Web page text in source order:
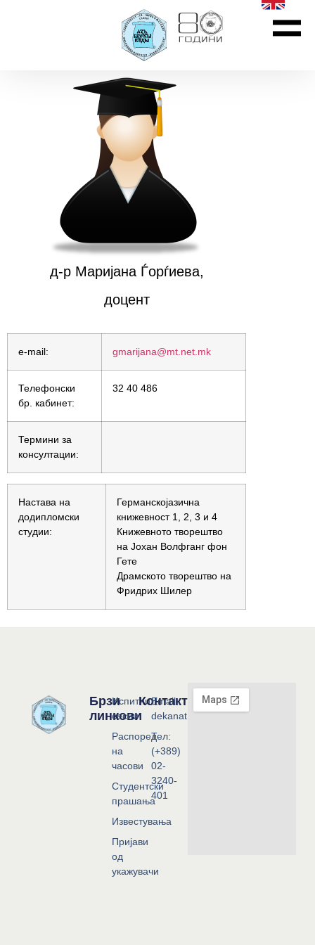
д-р Маријана Ѓорѓиева,
доцент
e-mail: gmarijana@mt.net.mk
Телефонски
бр. кабинет:
32 40 486
Термини за
консултации:
Настава на
додипломски
студии:
Германскојазична
книжевност 1, 2, 3 и 4
Книжевното творештво
на Јохан Волфганг фон
Гете
Драмското творештво на
Фридрих Шилер
Брзи
линкови
Испитни
сесии
Распоред
на
часови
Студентски
прашања
Известувања
Пријави
од
укажувачи
Контакт
Email:
dekanat@flf.ukim.edu.mk
Тел:
(+389)
02-
3240-
401